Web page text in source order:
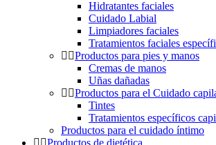
Hidratantes faciales
Cuidado Labial
Limpiadores faciales
Tratamientos faciales
Productos para pies y manos
Cremas de manos
Uñas dañadas
Productos para el Cuidado
Tintes
Tratamientos específicos
Productos para el cuidado íntimo